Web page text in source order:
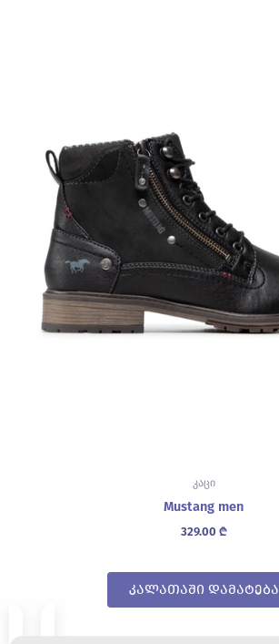
კაცი
Mustang men
329.00 ₾
კალათაში დამატება